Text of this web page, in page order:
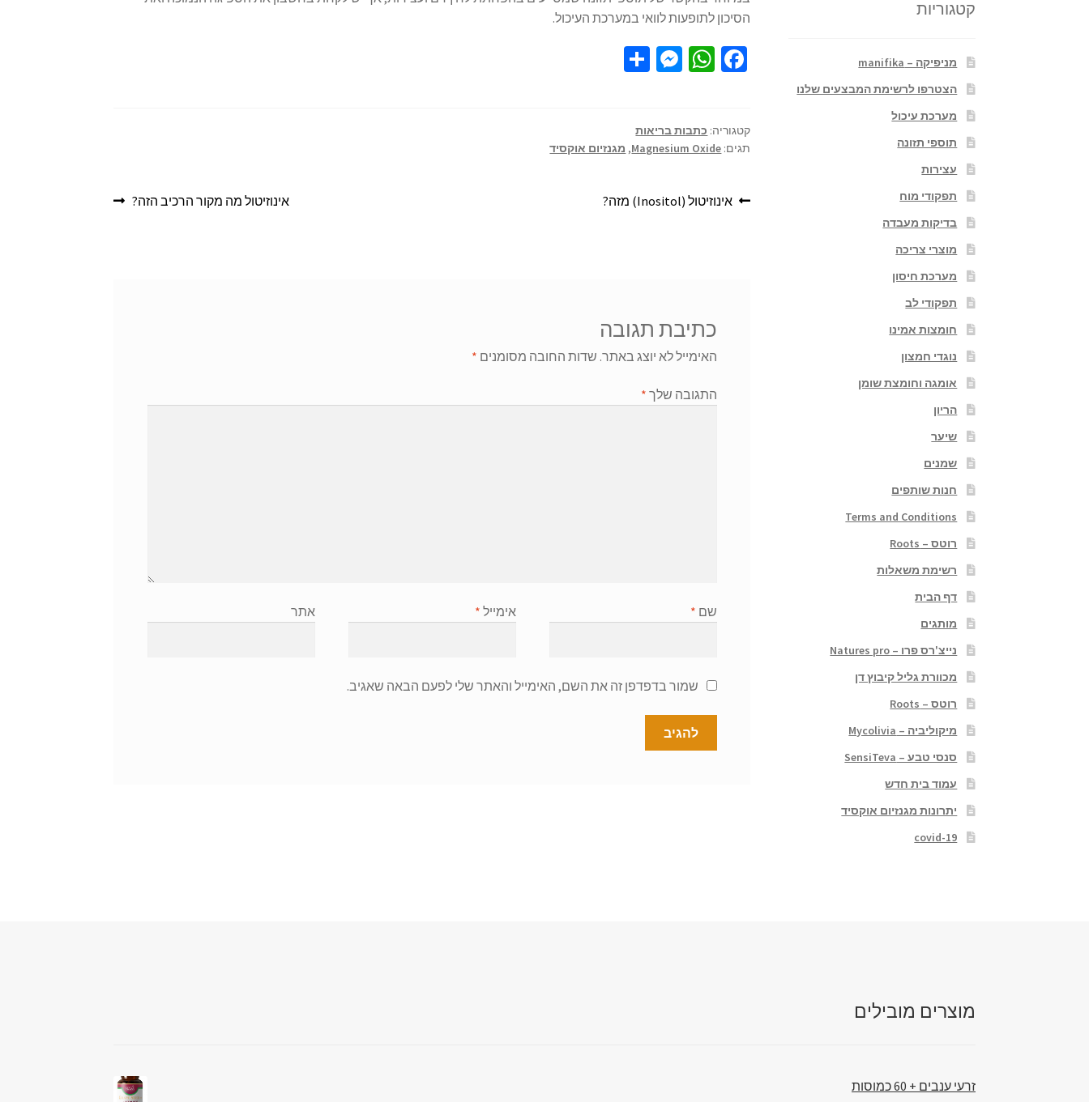
הסיכון לתופעות לוואי במערכת העיכול.
Fa
o
o
k
W
sA
p
p
M
n
ge
S
e
קטגוריה: כתבות בריאות
תגים: Magnesium Oxide
, מגנזיום אוקסיד
אינוזיטול (Inositol) מזה? אינוזיטול מה מקור הרכיב הזה?
כתיבת תגובה
האימייל לא יוצג באתר. שדות החובה מסומנים *
התגובה שלך *
שם * אימייל * אתר
שמור בדפדפן זה את השם, האימייל והאתר שלי לפעם הבאה שאגיב.
קטגוריות
מניפיקה – manifika
הצטרפו לרשימת המבצעים שלנו
מערכת עיכול
תוספי תזונה
עצירות
תפקודי מוח
בדיקות מעבדה
מוצרי צריכה
מערכת חיסון
תפקודי לב
חומצות אמינו
נוגדי חמצון
אומגה וחומצת שומן
הריון
שיער
שמנים
חנות שותפים
Terms and Conditions
רוטס – Roots
רשימת משאלות
דף הבית
מותגים
נייצ'רס פרו – Natures pro
מכוורת גליל קיבוץ דן
רוטס – Roots
מיקוליביה – Mycolivia
סנסי טבע – SensiTeva
עמוד בית חדש
יתרונות מגנזיום אוקסיד
covid-19
מוצרים מובילים
זרעי ענבים + 60 כמוסות